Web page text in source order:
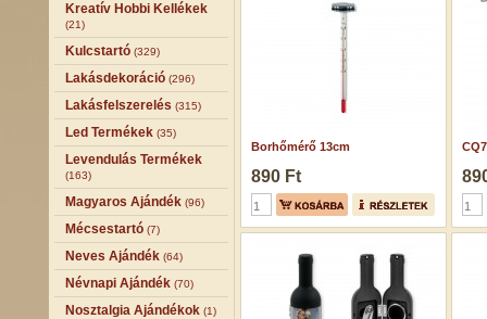
Kreatív Hobbi Kellékek
(21)
Kulcstartó (329)
Lakásdekoráció (296)
Lakásfelszerelés (315)
Led Termékek (35)
Levendulás Termékek
(163)
Magyaros Ajándék (96)
Mécsestartó (7)
Neves Ajándék (64)
Névnapi Ajándék (70)
Nosztalgia Ajándékok (1)
Borhőmérő 13cm
890 Ft